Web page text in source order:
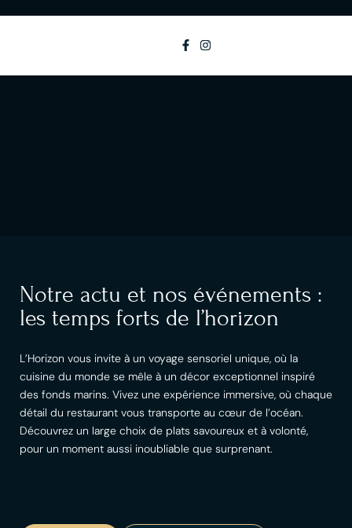
principal
Notre actu et nos événements :
les temps forts de l’horizon
L’Horizon vous invite à un voyage sensoriel unique, où la
cuisine du monde se mêle à un décor exceptionnel inspiré
des fonds marins. Vivez une expérience immersive, où chaque
détail du restaurant vous transporte au cœur de l’océan.
Découvrez un large choix de plats savoureux et à volonté,
pour un moment aussi inoubliable que surprenant.